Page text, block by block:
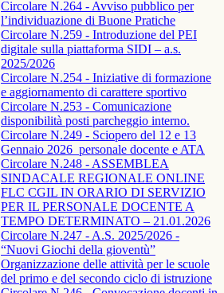
Circolare N.264 - Avviso pubblico per
l’individuazione di Buone Pratiche
Circolare N.259 - Introduzione del PEI
digitale sulla piattaforma SIDI – a.s.
2025/2026
Circolare N.254 - Iniziative di formazione
e aggiornamento di carattere sportivo
Circolare N.253 - Comunicazione
disponibilità posti parcheggio interno.
Circolare N.249 - Sciopero del 12 e 13
Gennaio 2026_personale docente e ATA
Circolare N.248 - ASSEMBLEA
SINDACALE REGIONALE ONLINE
FLC CGIL IN ORARIO DI SERVIZIO
PER IL PERSONALE DOCENTE A
TEMPO DETERMINATO – 21.01.2026
Circolare N.247 - A.S. 2025/2026 -
“Nuovi Giochi della gioventù”
Organizzazione delle attività per le scuole
del primo e del secondo ciclo di istruzione